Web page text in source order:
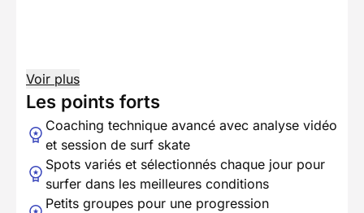
Voir plus
Les points forts
Coaching technique avancé avec analyse vidéo
et session de surf skate
Spots variés et sélectionnés chaque jour pour
surfer dans les meilleures conditions
Petits groupes pour une progression